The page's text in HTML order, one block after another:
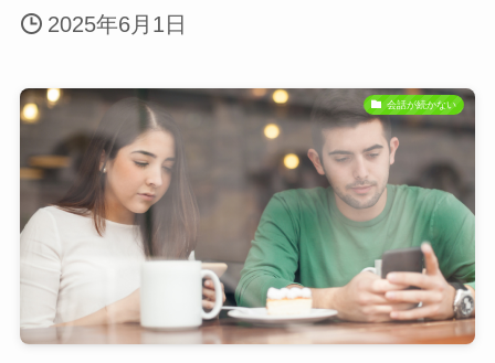
2025年6月1日
会話が続かない